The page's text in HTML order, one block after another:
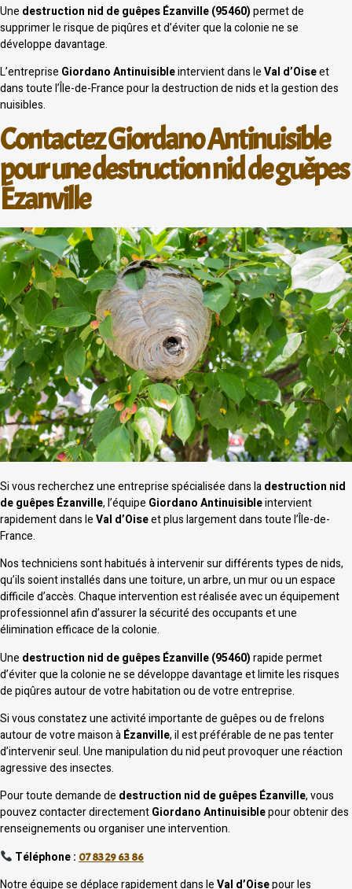
Une destruction nid de guêpes Ézanville (95460)permet de
supprimer le risque de piqûres et d’éviter que la colonie ne se
développe davantage.
L’entreprise Giordano Antinuisibleintervient dans leVal d’Oiseet
dans toute l’Île-de-France pour la destruction de nids et la gestion des
nuisibles.
Contactez Giordano Antinuisible
pour une destruction nid de guêpes
Ézanville
Si vous recherchez une entreprise spécialisée dans ladestruction nid
de guêpes Ézanville, l’équipe Giordano Antinuisibleintervient
rapidement dans leVal d’Oiseet plus largement dans toute l’Île-de-
France.
Nos techniciens sont habitués à intervenir sur différents types de nids,
qu’ils soient installés dans une toiture, un arbre, un mur ou un espace
difficile d’accès. Chaque intervention est réalisée avec un équipement
professionnel afin d’assurer la sécurité des occupants et une
élimination efficace de la colonie.
Une destruction nid de guêpes Ézanville (95460)rapide permet
d’éviter que la colonie ne se développe davantage et limite les risques
de piqûres autour de votre habitation ou de votre entreprise.
Si vous constatez une activité importante de guêpes ou de frelons
autour de votre maison àÉzanville, il est préférable de ne pas tenter
d’intervenir seul. Une manipulation du nid peut provoquer une réaction
agressive des insectes.
Pour toute demande de destruction nid de guêpes Ézanville, vous
pouvez contacter directementGiordano Antinuisiblepour obtenir des
renseignements ou organiser une intervention.
Téléphone : 07 83 29 63 86
Notre équipe se déplace rapidement dans leVal d’Oisepour les